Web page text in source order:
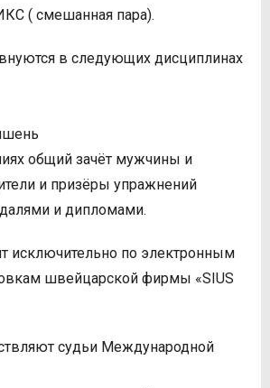
( смешанная пара).
в следующих дисциплинах
общий зачёт мужчины и
и призёры упражнений
и дипломами.
исключительно по электронным
швейцарской фирмы «SIUS
судьи Международной